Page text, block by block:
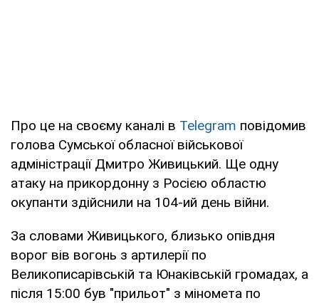
Про це на своєму каналі в Telegram повідомив
голова Сумської обласної військової
адміністрації Дмитро Живицький. Ще одну
атаку на прикордонну з Росією областю
окупанти здійснили на 104-ий день війни.
За словами Живицького, близько опівдня
ворог вів вогонь з артилерії по
Великописарівській та Юнаківській громадах, а
після 15:00 був "прильот" з міномета по